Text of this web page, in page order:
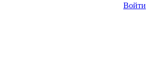
Войти